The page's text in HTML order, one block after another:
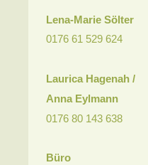
Lena-Marie Sölter
0176 61 529 624
Laurica Hagenah /
Anna Eylmann
0176 80 143 638
Büro